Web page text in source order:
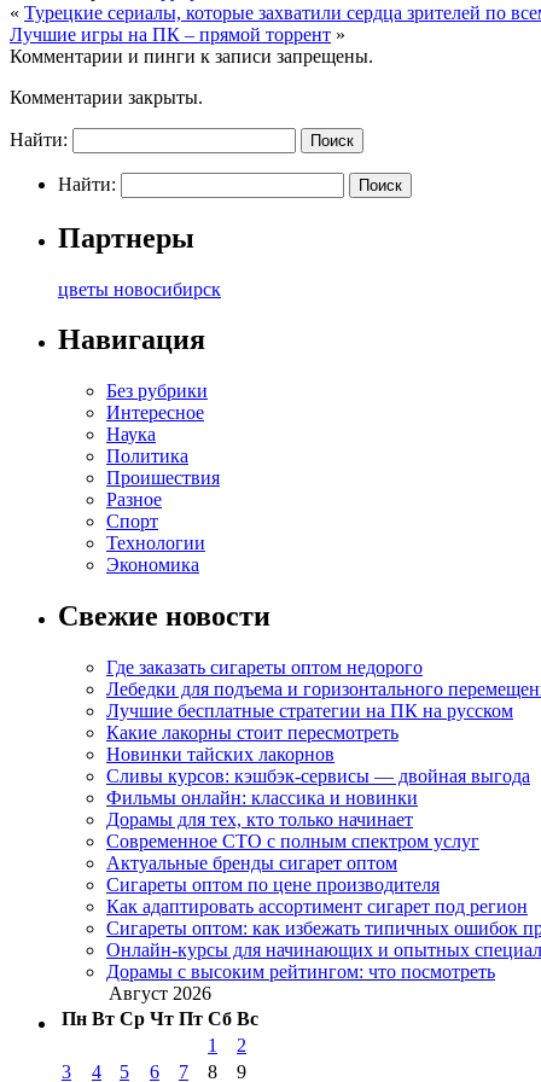
« Турецкие сериалы, которые захватили сердца зрителей по
Лучшие игры на ПК – прямой торрент »
Комментарии и пинги к записи запрещены.
Комментарии закрыты.
Найти:
Найти:
Партнеры
цветы новосибирск
Навигация
Без рубрики
Интересное
Наука
Политика
Проишествия
Разное
Спорт
Технологии
Экономика
Свежие новости
Где заказать сигареты оптом недорого
Лебедки для подъема и горизонтального
Лучшие бесплатные стратегии на ПК на русском
Какие лакорны стоит пересмотреть
Новинки тайских лакорнов
Сливы курсов: кэшбэк-сервисы — двойная выгода
Фильмы онлайн: классика и новинки
Дорамы для тех, кто только начинает
Современное СТО с полным спектром услуг
Актуальные бренды сигарет оптом
Сигареты оптом по цене производителя
Как адаптировать ассортимент сигарет под регион
Сигареты оптом: как избежать типичных ошибок
Онлайн-курсы для начинающих и опытных
Дорамы с высоким рейтингом: что посмотреть
Август 2026
Пн Вт Ср Чт Пт Сб Вс
1
2
3
4 5 6 7 8
9